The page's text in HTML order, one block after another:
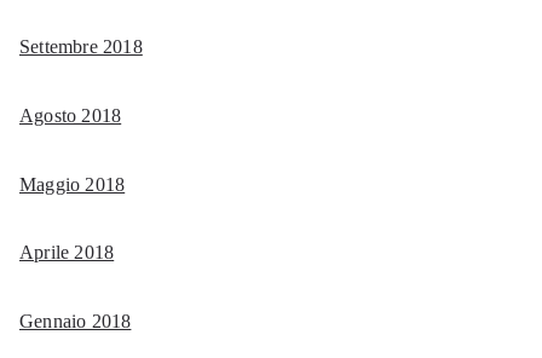
Settembre 2018
Agosto 2018
Maggio 2018
Aprile 2018
Gennaio 2018